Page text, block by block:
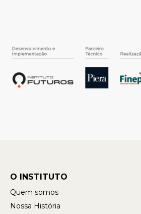
O INSTITUTO
Quem somos
Nossa História